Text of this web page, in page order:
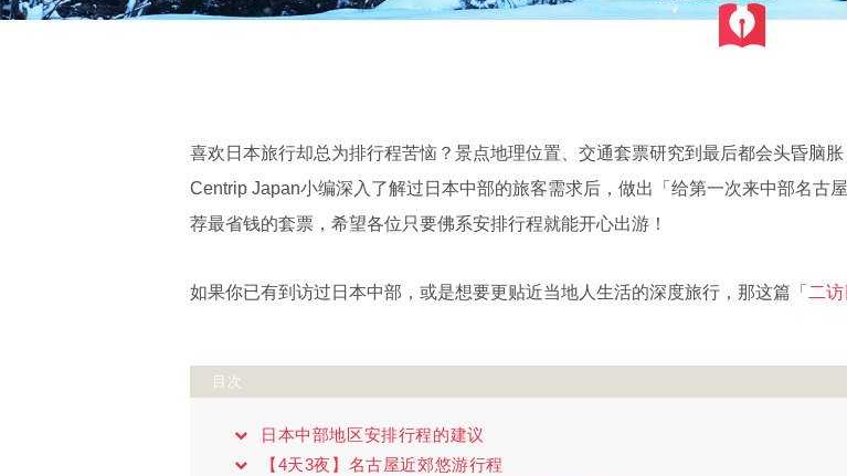
喜欢日本旅行却总为排行程苦恼？景点地理位置、交通套票研究到最后都会头昏脑胀
Centrip Japan小编深入了解过日本中部的旅客需求后，做出「给第一次来中部名古
荐最省钱的套票，希望各位只要佛系安排行程就能开心出游！
如果你已有到访过日本中部，或是想要更贴近当地人生活的深度旅行，那这篇「 二
目次
日本中部地区安排行程的建议
【4天3夜】名古屋近郊悠游行程